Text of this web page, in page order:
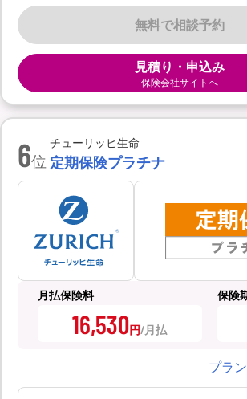
無料で相談予約
見積り・申込み
保険会社サイトへ
6位
チューリッヒ生命
定期保険プラチナ
月払保険料
16,530円
保険
プラ